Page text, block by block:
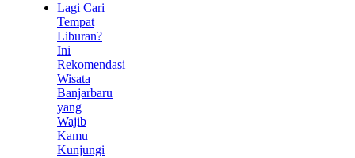
Lagi Cari
Tempat
Liburan?
Ini
Rekomendasi
Wisata
Banjarbaru
yang
Wajib
Kamu
Kunjungi